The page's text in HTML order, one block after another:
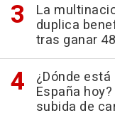
La
duplica
tras ganar
¿Dónde
España
subida de